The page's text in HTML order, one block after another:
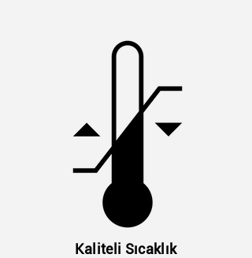
Kaliteli Sıcaklık